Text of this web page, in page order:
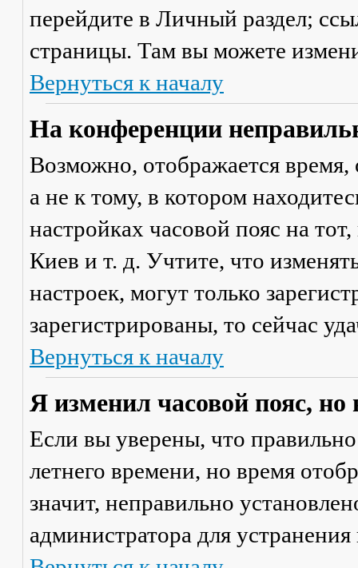
перейдите в Личный раздел;
страницы. Там вы можете
Вернуться к началу
На конференции
Возможно, отображается время,
а не к тому, в котором
настройках часовой пояс на
Киев и т. д. Учтите, что
настроек, могут только
зарегистрированы, то сейчас
Вернуться к началу
Я изменил часовой пояс,
Если вы уверены, что
летнего времени, но время
значит, неправильно
администратора для